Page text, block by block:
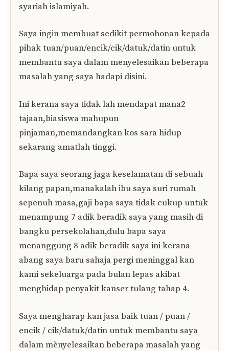
syariah islamiyah.
Saya ingin membuat sedikit permohonan kepada
pihak tuan/puan/encik/cik/datuk/datin untuk
membantu saya dalam menyelesaikan beberapa
masalah yang saya hadapi disini.
Ini kerana saya tidak lah mendapat mana2
tajaan,biasiswa mahupun
pinjaman,memandangkan kos sara hidup
sekarang amatlah tinggi.
Bapa saya seorang jaga keselamatan di sebuah
kilang papan,manakalah ibu saya suri rumah
sepenuh masa,gaji bapa saya tidak cukup untuk
menampung 7 adik beradik saya yang masih di
bangku persekolahan,dulu bapa saya
menanggung 8 adik beradik saya ini kerana
abang saya baru sahaja pergi meninggal kan
kami sekeluarga pada bulan lepas akibat
menghidap penyakit kanser tulang tahap 4.
Saya mengharap kan jasa baik tuan / puan /
encik / cik/datuk/datin untuk membantu saya
dalam mènyelesaikan beberapa masalah yang